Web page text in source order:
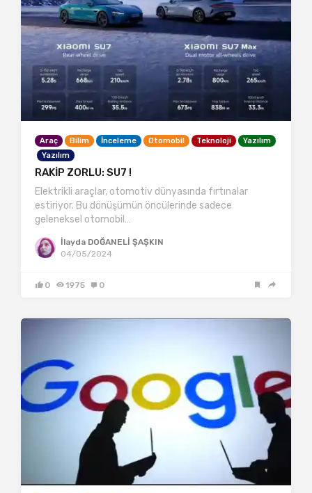
Araç Bilim İnceleme Otomobil Teknoloji
Yazılım
Yazılım
RAKİP ZORLU: SU7 !
Elektrikli araçlar, otomotiv dünyasında fırtınalar
estiriyor. Bu dönüşümün öncülerinde sadece
geleneksel otomobil…
İlayda DOĞANELİ ŞAŞKIN
04/05/2024
0 1975 0